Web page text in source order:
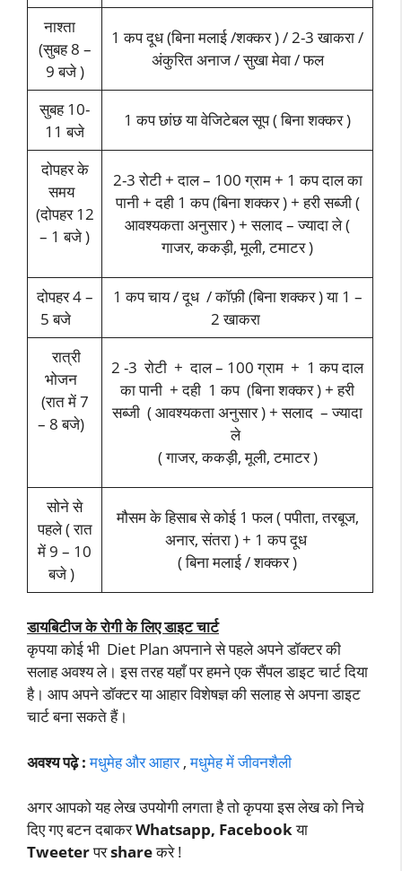
नाश्ता
(सुबह 8 –
9 बजे )
1 कप दूध (बिना मलाई /शक्कर ) / 2-3 खाकरा /
अंकुरित अनाज / सुखा मेवा / फल
सुबह 10-
11 बजे
1 कप छांछ या वेजिटेबल सूप ( बिना शक्कर )
दोपहर के
समय
(दोपहर 12
– 1 बजे )
2-3 रोटी + दाल – 100 ग्राम + 1 कप दाल का
पानी + दही 1 कप (बिना शक्कर ) + हरी सब्जी (
आवश्यकता अनुसार ) + सलाद – ज्यादा ले (
गाजर, ककड़ी, मूली, टमाटर )
दोपहर 4 –
5 बजे
1 कप चाय / दूध / कॉफ़ी (बिना शक्कर ) या 1 –
2 खाकरा
रात्री
भोजन
(रात में 7
– 8 बजे)
2 -3 रोटी + दाल – 100 ग्राम + 1 कप दाल
का पानी + दही 1 कप (बिना शक्कर ) + हरी
सब्जी ( आवश्यकता अनुसार ) + सलाद – ज्यादा
ले
( गाजर, ककड़ी, मूली, टमाटर )
सोने से
पहले ( रात
में 9 – 10
बजे )
मौसम के हिसाब से कोई 1 फल ( पपीता, तरबूज,
अनार, संतरा ) + 1 कप दूध
( बिना मलाई / शक्कर )
डायबिटीज के रोगी के लिए डाइट चार्ट
कृपया कोई भी Diet Plan अपनाने से पहले अपने डॉक्टर की
सलाह अवश्य ले। इस तरह यहाँ पर हमने एक सैंपल डाइट चार्ट दिया
है। आप अपने डॉक्टर या आहार विशेषज्ञ की सलाह से अपना डाइट
चार्ट बना सकते हैं।
अवश्यपढ़े: मधुमेह और आहार,मधुमेह में जीवनशैली
अगर आपको यह लेख उपयोगी लगता है तो कृपया इस लेख को निचे
दिए गए बटन दबाकरWhatsapp, Facebookया
Tweeterपरshareकरे !